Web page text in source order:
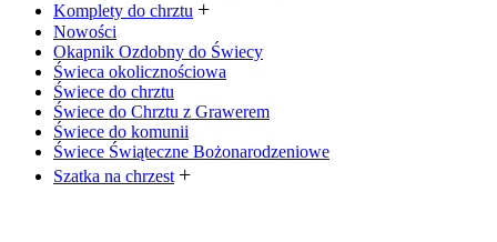
Komplety do chrztu
Nowości
Okapnik Ozdobny do Świecy
Świeca okolicznościowa
Świece do chrztu
Świece do Chrztu z Grawerem
Świece do komunii
Świece Świąteczne Bożonarodzeniowe
Szatka na chrzest